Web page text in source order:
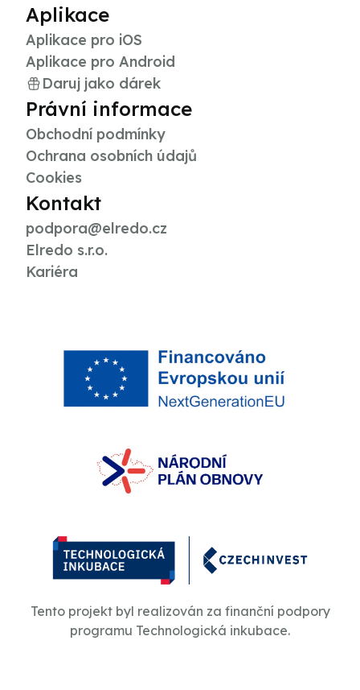
Aplikace
Aplikace pro iOS
Aplikace pro Android
Daruj jako dárek
Právní informace
Obchodní podmínky
Ochrana osobních údajů
Cookies
Kontakt
podpora@elredo.cz
Elredo s.r.o.
Kariéra
Tento projekt byl realizován za finanční podpory
programu Technologická inkubace.